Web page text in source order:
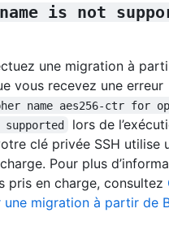
is not
une migration à
vous recevez une erreur
name aes256-ctr for
lors de
clé privée SSH utilise
Pour plus
pris en charge, consultez
une migration à partir de